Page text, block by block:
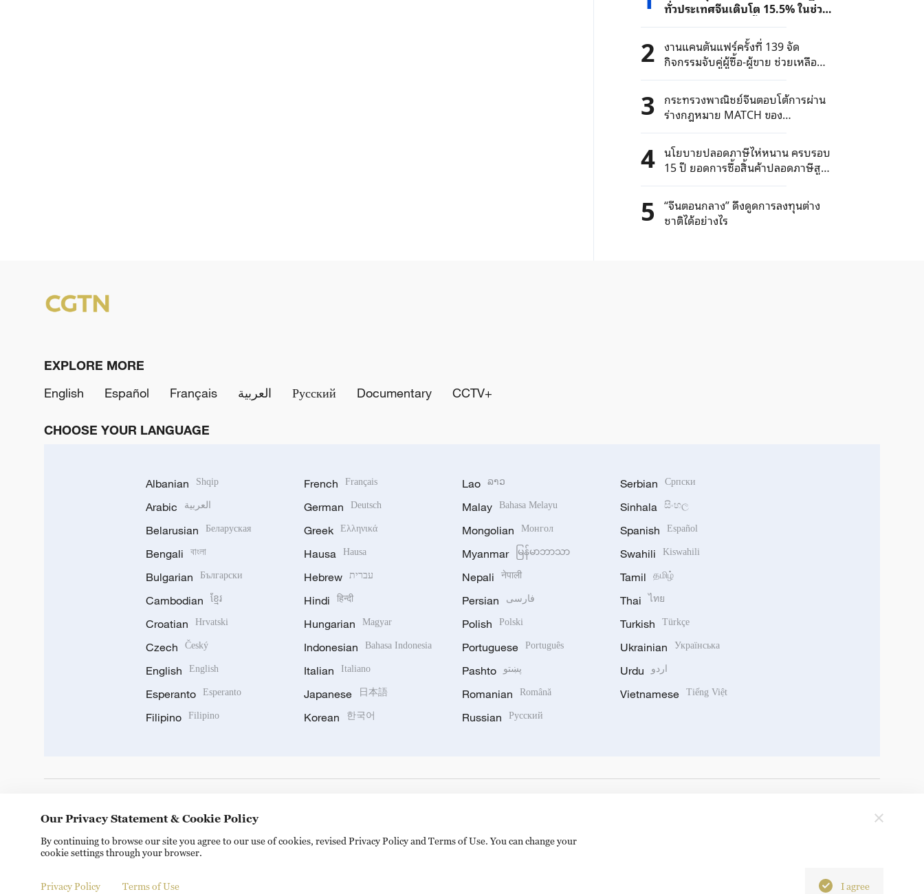
ทั่วประเทศจีนเติบโต 15.5% ในช่วง
ไตรมาสแรกของปีนี้
2 งานแคนตันแฟร์ครั้งที่ 139 จัด
กิจกรรมจับคู่ผู้ซื้อ-ผู้ขาย ช่วยเหลือ
ภาคธุรกิจขยายตลาด
3 กระทรวงพาณิชย์จีนตอบโต้การผ่าน
ร่างกฎหมาย MATCH ของ
สหรัฐฯ และกฏหมายอื่นๆ : ยืนหยัด
ปกป้องสิทธิ์และผลประโยชน์อันชอบ
ธรรมของวิสาหกิจจีน
4 นโยบายปลอดภาษีไห่หนาน ครบรอบ
15 ปี ยอดการซื้อสิ้นค้าปลอดภาษีสูง
ถึง 286,400 ล้านหยวน
5 “จีนตอนกลาง” ดึงดูดการลงทุนต่าง
ชาติได้อย่างไร
EXPLORE MORE
English
Español Français العربية Русский Documentary CCTV+
CHOOSE YOUR LANGUAGE
Albanian Shqip
Arabic العربية
Belarusian Беларуская
Bengali বাংলা
Bulgarian Български
Cambodian ខ្មែរ
Croatian Hrvatski
Czech Český
English English
Esperanto Esperanto
Filipino Filipino
French Français
German Deutsch
Greek Ελληνικά
Hausa Hausa
Hebrew עברית
Hindi हिन्दी
Hungarian Magyar
Indonesian Bahasa Indonesia
Italian Italiano
Japanese 日本語
Korean 한국어
Lao ລາວ
Malay Bahasa Melayu
Mongolian Монгол
Myanmar မြန်မာဘာသာ
Nepali नेपाली
Persian فارسی
Polish Polski
Portuguese Português
Pashto پښتو
Romanian Română
Russian Русский
Serbian Српски
Sinhala සිංහල
Spanish Español
Swahili Kiswahili
Tamil தமிழ்
Thai ไทย
Turkish Türkçe
Ukrainian Українська
Urdu اردو
Vietnamese Tiếng Việt
© China Radio International.CRI. All Rights Reserved. 16A Shijingshan Road, Beijing, China. 100040
Our Privacy Statement & Cookie Policy
By continuing to browse our site you agree to our use of cookies, revised Privacy Policy and Terms of Use. You can change your
cookie settings through your browser.
Privacy Policy Terms of Use I agree